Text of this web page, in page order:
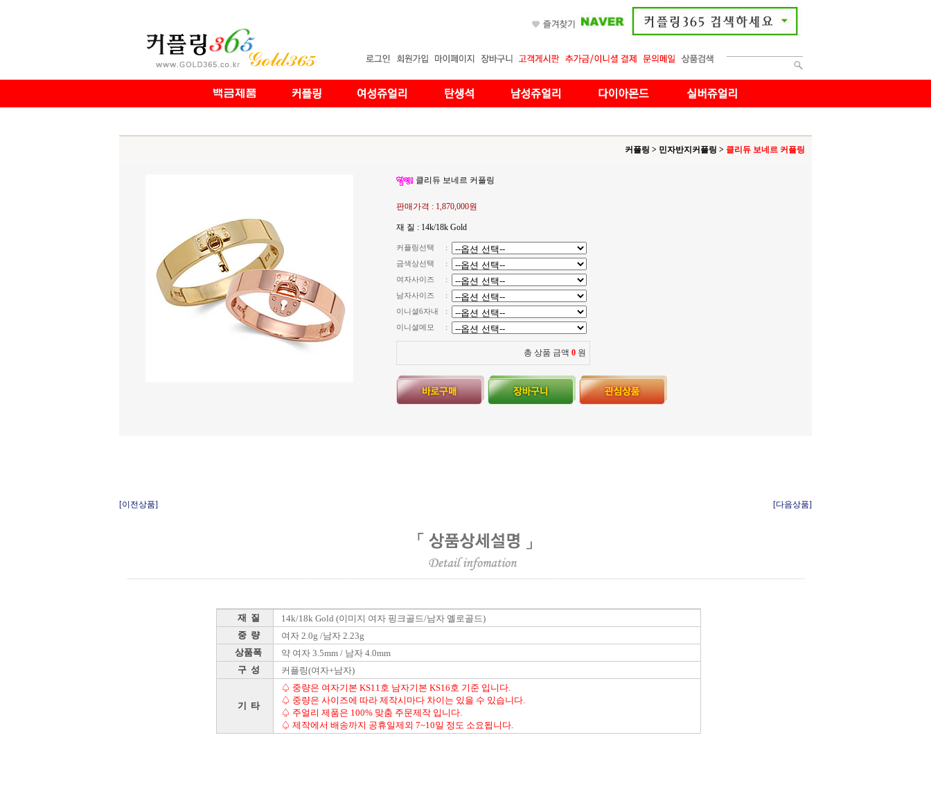
커플링 > 민자반지커플링 > 클리듀 보네르 커플링
클리듀 보네르 커플링
판매가격 : 1,870,000원
재 질 : 14k/18k Gold
커플링선택
:
금색상선택
:
여자사이즈
:
남자사이즈
:
이니셜6자내
:
이니셜메모
:
총 상품 금액 0 원
[이전상품] [다음상품]
재 질 14k/18k Gold (이미지 여자 핑크골드/남자 옐로골드)
중 량 여자 2.0g /남자 2.23g
상품폭 약 여자 3.5mm / 남자 4.0mm
구 성 커플링(여자+남자)
기 타
♤ 중량은 여자기본 KS11호 남자기본 KS16호 기준 입니다.
♤ 중량은 사이즈에 따라 제작시마다 차이는 있을 수 있습니다.
♤ 주얼리 제품은 100% 맞춤 주문제작 입니다.
♤ 제작에서 배송까지 공휴일제외 7~10일 정도 소요됩니다.